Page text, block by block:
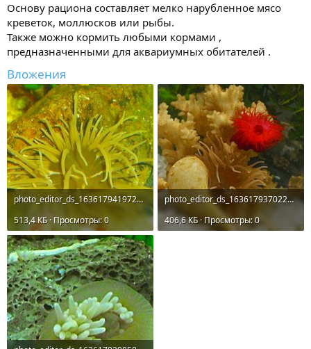
Основу рациона составляет мелко нарубленное мясо
креветок, моллюсков или рыбы.
Также можно кормить любыми кормами ,
предназначенными для аквариумных обитателей .
Вложения
photo_editor_ds_1636179419726.jpg
513,4 КБ · Просмотры: 0
photo_editor_ds_1636179370223.jpg
406,6 КБ · Просмотры: 0